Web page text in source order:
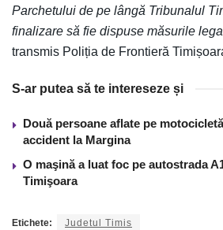
Parchetului de pe lângă Tribunalul
finalizare să fie dispuse măsurile
transmis Poliția de Frontieră
S-ar putea să te intereseze și
Două persoane aflate pe
accident la Margina
O maşină a luat foc pe autostrada
Timişoara
Etichete: Judetul Timis